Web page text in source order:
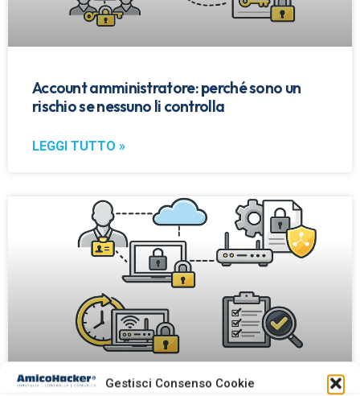
Gestisci Consenso Cookie
Account amministratore: perché sono un
rischio se nessuno li controlla
LEGGI TUTTO »